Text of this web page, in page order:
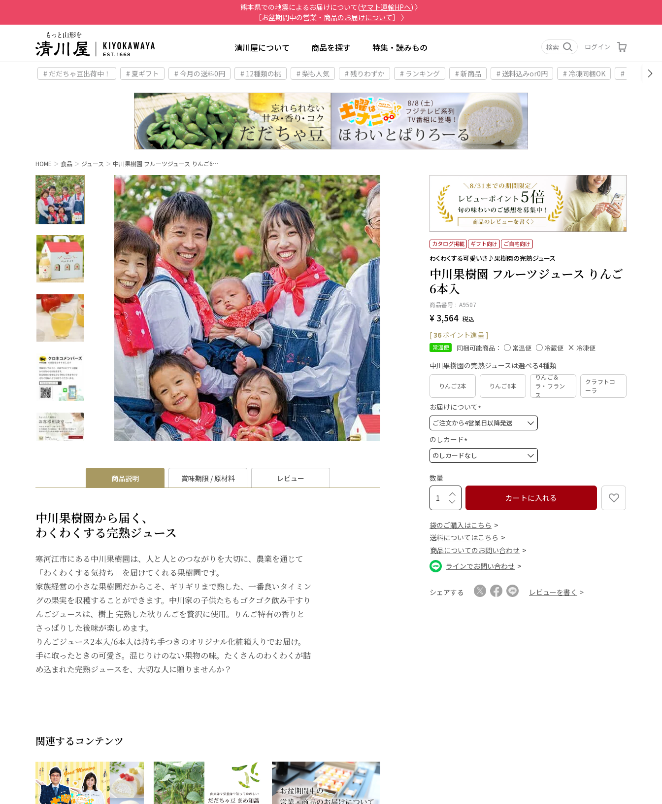
熊本県での地震によるお届けについて(ヤマト運輸HPへ) 〉
［お盆期間中の営業・ 商品のお届けについて］ 〉
清川屋について 商品を探す 特集・読みもの 検索 ログイン
# だだちゃ豆出荷中！ # 夏ギフト # 今月の送料0円 # 12種類の桃 # 梨も人気 # 残りわずか # ランキング # 新商品 # 送料込みor0円 # 冷凍同梱OK # お土産
HOME 食品 ジュース 中川果樹園 フルーツジュース りんご6…
商品説明 賞味期限 / 原材料 レビュー
中川果樹園から届く、
わくわくする完熟ジュース
寒河江市にある中川果樹園は、人と人とのつながりを大切に、農業を通じて
「わくわくする気持ち」を届けてくれる果樹園です。
家族経営の小さな果樹園だからこそ、ギリギリまで熟した、一番良いタイミン
グの果実を収穫することができます。中川家の子供たちもゴクゴク飲み干すり
んごジュースは、樹上 完熟した秋りんごを贅沢に使用。りんご特有の香りと
さっぱりした後味が楽しめます。
りんごジュース2本入/6本入は持ち手つきのオリジナル化粧箱入りでお届け。
手に取ったときの可愛さ。混じりけのない果物の味。たくさんのわくわくが詰
め込まれた完熟ジュースを、大切な人に贈りませんか？
関連するコンテンツ
カタログ掲載 ギフト向け ご自宅向け
わくわくする可愛いさ♪果樹園の完熟ジュース
中川果樹園 フルーツジュース りんご
6本入
商品番号 A9507
¥ 3,564 税込
[36ポイント進呈 ]
常温便 同梱可能商品： 常温便 冷蔵便 冷凍便
中川果樹園の完熟ジュースは選べる4種類
りんご2本 りんご6本
りんご＆
ラ・フラン
ス
クラフトコ
ーラ
お届けについて
(
必
)
のしカード
(
必
数量
カートに入れる
袋のご購入はこちら
送料についてはこちら
商品についてのお問い合わせ
ラインでお問い合わせ
シェアする レビューを書く